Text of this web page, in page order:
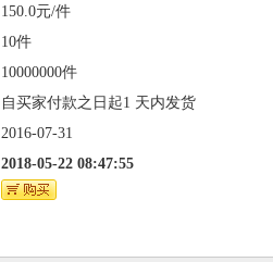
150.0元/件
10件
10000000件
自买家付款之日起1 天内发货
2016-07-31
2018-05-22 08:47:55